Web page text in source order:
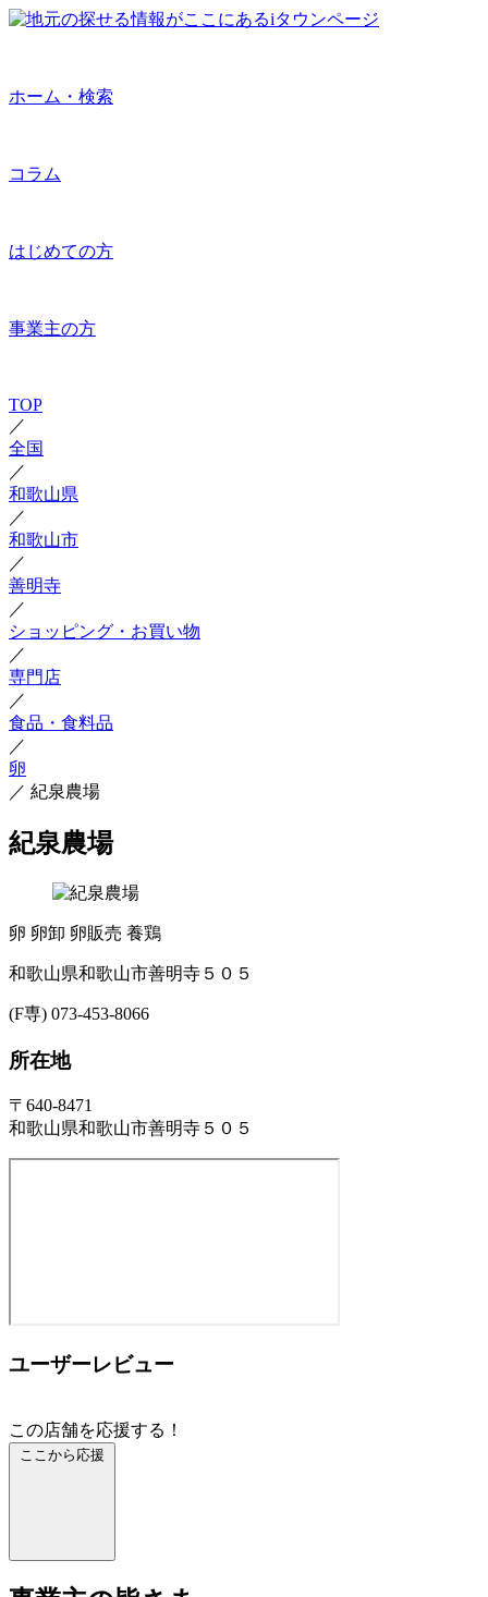
ホーム・検索
コラム
はじめての方
事業主の方
TOP
／
全国
／
和歌山県
／
和歌山市
／
善明寺
／
ショッピング・お買い物
／
専門店
／
食品・食料品
／
卵
／ 紀泉農場
紀泉農場
卵 卵卸 卵販売 養鶏
和歌山県和歌山市善明寺５０５
(F専) 073-453-8066
所在地
〒640-8471
和歌山県和歌山市善明寺５０５
ユーザーレビュー
この店舗を応援する！
ここから応援